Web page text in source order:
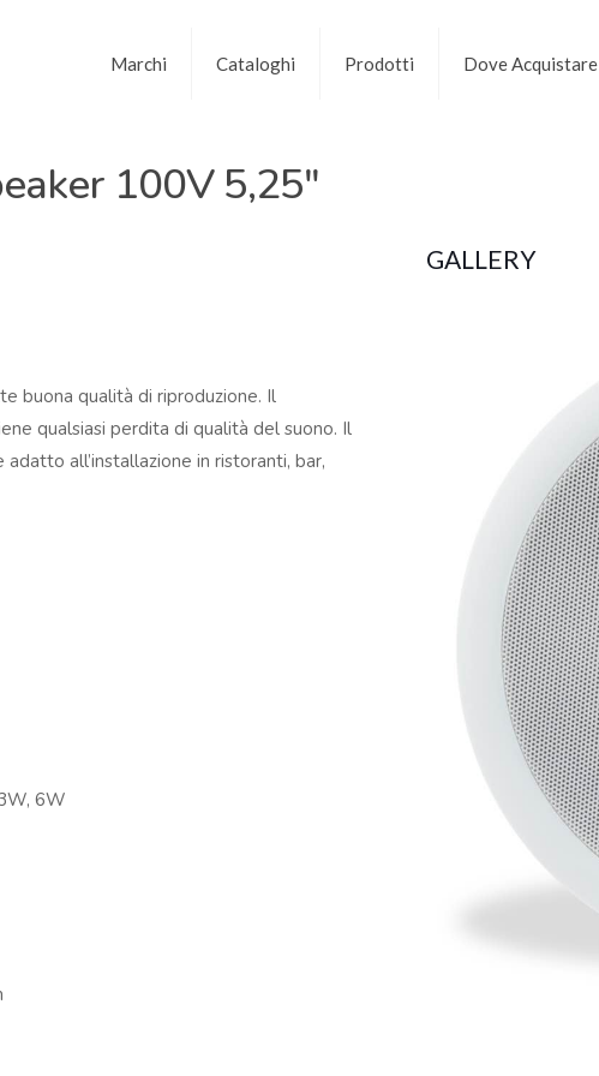
Marchi Cataloghi Prodotti Dove Acquistare
100V 5,25″
buona qualità di riproduzione. Il
qualsiasi perdita di qualità del suono. Il
all’installazione in ristoranti, bar,
6W
GALLERY